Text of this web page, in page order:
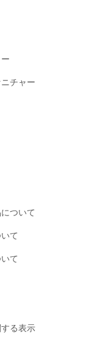
チャー
ついて
て
て
る表示